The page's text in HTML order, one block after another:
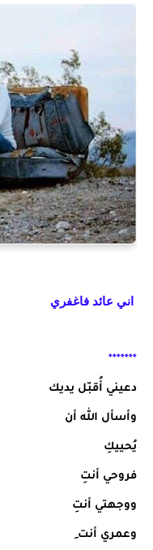
اني عائد فاغفري
*******
دعيني أُقبّل يديك
وأسأل الله أن
يُحييكِ
فروحي أنتِ
ووجهتي أنتِ
وعمري أنت ِ